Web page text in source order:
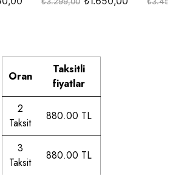
Oran
Taksitli
fiyatlar
2
Taksit
880.00 TL
3
Taksit
880.00 TL